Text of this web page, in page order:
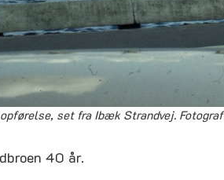
set fra Ibæk Strandvej.
40 år.